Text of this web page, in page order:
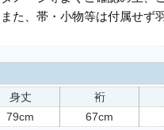
また、帯・小物等は付属せず
身丈
79cm
裄
67cm